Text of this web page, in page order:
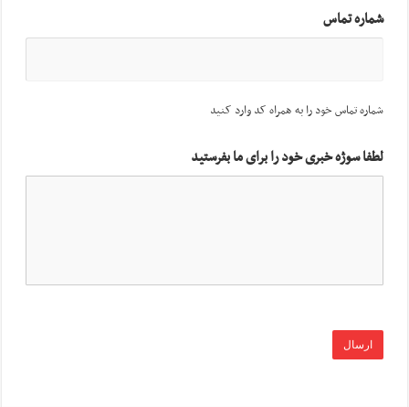
شماره تماس
شماره تماس خود را به همراه کد وارد کنید
لطفا سوژه خبری خود را برای ما بفرستید